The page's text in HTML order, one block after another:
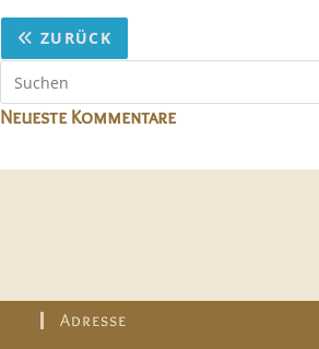
ZURÜCK
Neueste Kommentare
Adresse